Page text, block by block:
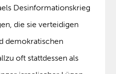
Desinformationskrieg
die sie verteidigen
demokratischen
oft stattdessen als